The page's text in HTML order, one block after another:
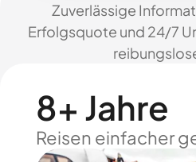
Zuverlässige
Erfolgsquote und 24/7
8+ Jahre
Reisen einfacher